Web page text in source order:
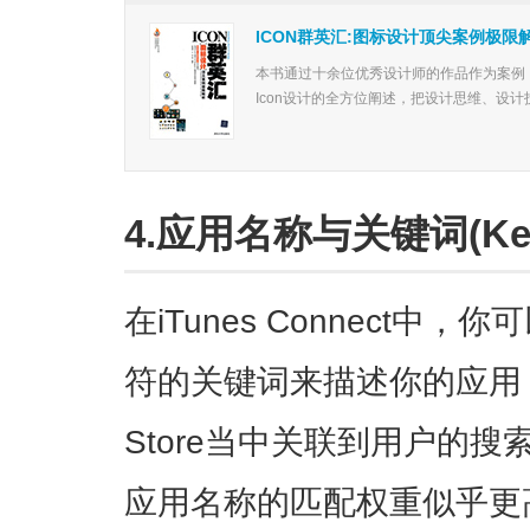
ICON群英汇:图标设计顶尖案例极限
本书通过十余位优秀设计师的作品作为案
Icon设计的全方位阐述，把设计思维、设
4.应用名称与关键词
在iTunes Connect中，你
符的关键词来描述你的应
Store当中关联到用户的搜
应用名称的匹配权重似乎